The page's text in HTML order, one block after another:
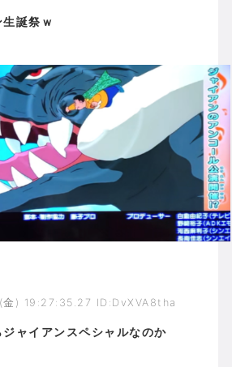
誕祭ｗ
) 19:27:35.27 ID:DvXVA8tha
ャイアンスペシャルなのか